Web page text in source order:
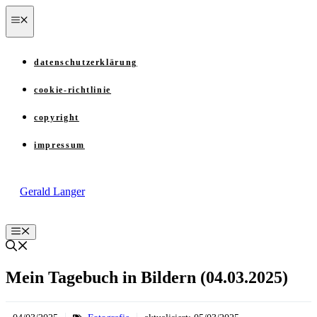
Zum
Inhalt
springen
datenschutzerklärung
cookie-richtlinie
copyright
impressum
Gerald Langer
Menü
Mein Tagebuch in Bildern (04.03.2025)